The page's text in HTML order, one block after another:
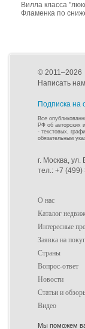
Вилла класса
Фламенка по
© 2011–2026
Написать
Подписка на
Все
РФ об авторских
- текстовых,
обязательным
г. Москва, ул.
тел.: +7 (499)
О нас
Каталог
Интересные
Заявка на
Страны
Вопрос-ответ
Новости
Статьи и
Видео
Мы поможем